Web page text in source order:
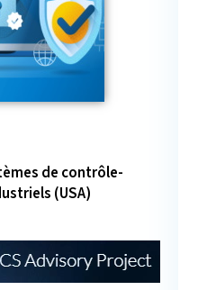
de contrôle-
(USA)